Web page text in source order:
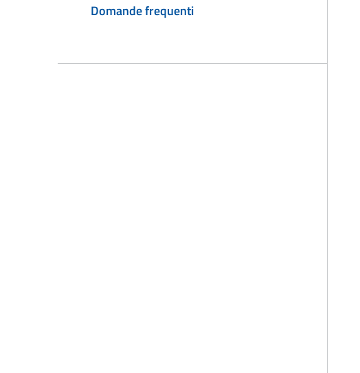
Domande frequenti